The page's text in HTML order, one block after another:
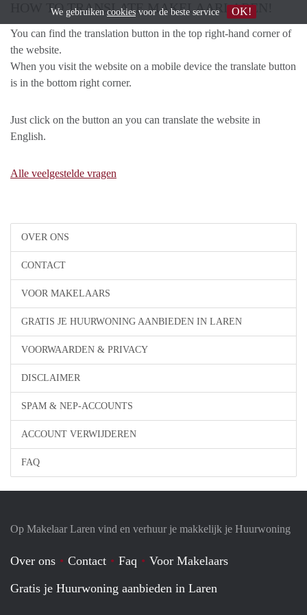
OVER ONS
CONTACT
VOOR MAKELAARS
GRATIS JE HUURWONING AANBIEDEN IN LAREN
VOORWAARDEN & PRIVACY
DISCLAIMER
SPAM & NEP-ACCOUNTS
ACCOUNT VERWIJDEREN
FAQ
HOW TO TRANSLATE MAKELAARLAREN!
You can find the translation button in the top right-hand corner of
the website.
When you visit the website on a mobile device the translate button
is in the bottom right corner.
Just click on the button an you can translate the website in
English.
Alle veelgestelde vragen
Op Makelaar Laren vind en verhuur je makkelijk je Huurwoning
Over ons Contact Faq
Voor Makelaars
Gratis je Huurwoning aanbieden in Laren
We gebruiken cookies voor de beste service OK!